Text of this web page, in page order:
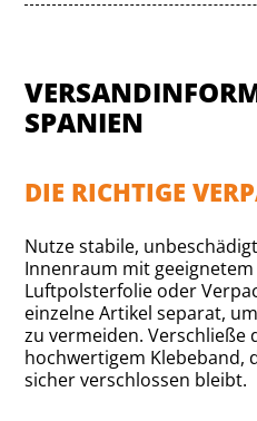
SPANIEN
DIE RICHTIGE
Nutze stabile,
Innenraum mit
Luftpolsterfolie oder
einzelne Artikel separat,
zu vermeiden.
hochwertigem Klebeband,
sicher verschlossen bleibt.